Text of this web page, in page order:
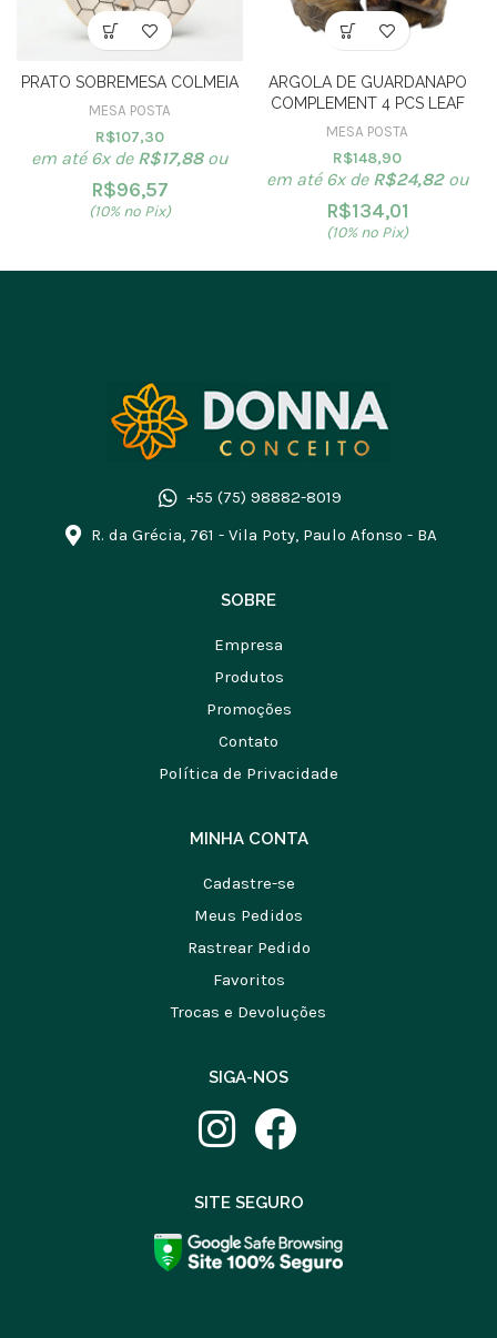
PRATO SOBREMESA COLMEIA
MESA POSTA
R$107,30
em até 6x de R$17,88ou
R$96,57
(10% no Pix)
ARGOLA DE GUARDANAPO
COMPLEMENT 4 PCS LEAF
MESA POSTA
R$148,90
em até 6x de R$24,82ou
R$134,01
(10% no Pix)
+55 (75) 98882-8019
R. da Grécia, 761 - Vila Poty, Paulo Afonso - BA
SOBRE
Empresa
Produtos
Promoções
Contato
Política de Privacidade
MINHA CONTA
Cadastre-se
Meus Pedidos
Rastrear Pedido
Favoritos
Trocas e Devoluções
SIGA-NOS
SITE SEGURO